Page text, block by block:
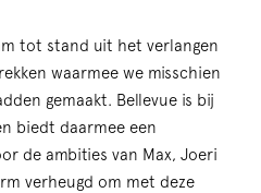
tot stand uit het verlangen
waarmee we misschien
gemaakt. Bellevue is bij
biedt daarmee een
de ambities van Max, Joeri
verheugd om met deze